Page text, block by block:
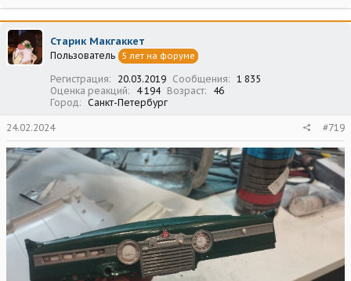
а
к
ц
и
и
Старик Макгаккет
Пользователь 5 лет на форуме
Регистрация 20.03.2019 Сообщения
1 835
Оценка реакций
4 194 Возраст
46
Город
Санкт-Петербург
24.02.2024 #719